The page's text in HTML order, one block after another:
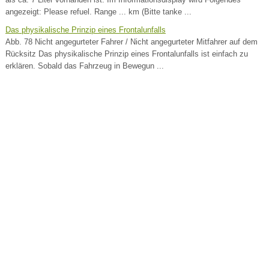
angezeigt: Please refuel. Range ... km (Bitte tanke ...
Das physikalische Prinzip eines Frontalunfalls
Abb. 78 Nicht angegurteter Fahrer / Nicht angegurteter Mitfahrer auf dem
Rücksitz Das physikalische Prinzip eines Frontalunfalls ist einfach zu
erklären. Sobald das Fahrzeug in Bewegun ...